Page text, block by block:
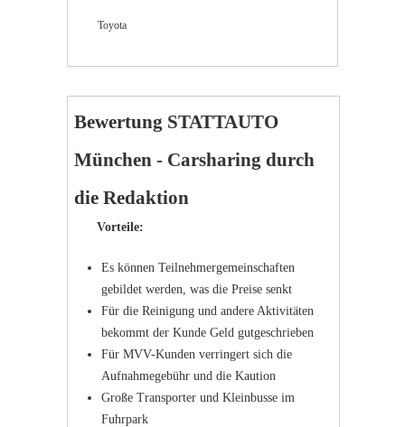
Toyota
Bewertung STATTAUTO
München - Carsharing durch
die Redaktion
Vorteile:
Es können Teilnehmergemeinschaften
gebildet werden, was die Preise senkt
Für die Reinigung und andere Aktivitäten
bekommt der Kunde Geld gutgeschrieben
Für MVV-Kunden verringert sich die
Aufnahmegebühr und die Kaution
Große Transporter und Kleinbusse im
Fuhrpark